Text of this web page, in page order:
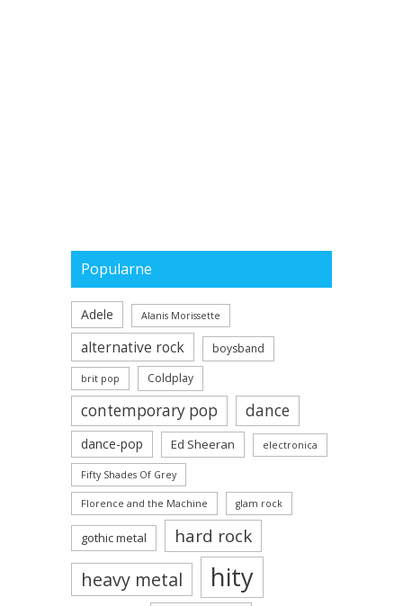
Popularne
Adele Alanis Morissette
alternative rock boysband
brit pop Coldplay
contemporary pop dance
dance-pop Ed Sheeran electronica
Fifty Shades Of Grey
Florence and the Machine glam rock
gothic metal hard rock
heavy metal hity